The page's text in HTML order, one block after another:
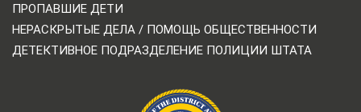
ПРОПАВШИЕ ДЕТИ
НЕРАСКРЫТЫЕ ДЕЛА / ПОМОЩЬ ОБЩЕСТВЕННОСТИ
ДЕТЕКТИВНОЕ ПОДРАЗДЕЛЕНИЕ ПОЛИЦИИ ШТАТА